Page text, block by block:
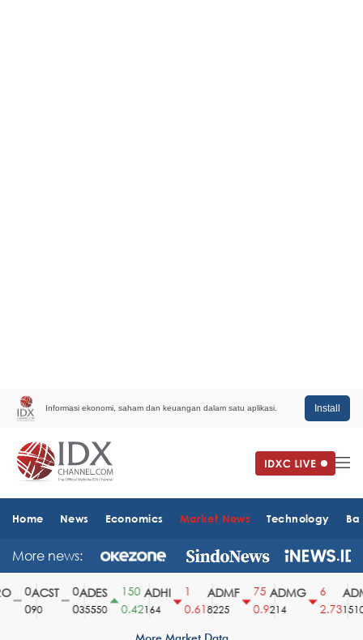
Informasi ekonomi, saham dan keuangan dalam satu aplikasi. Install
Home News Economics Market News Technology
More news:
ACST
90
ADES
35550
150
0.42
ADHI
164
0.61
ADMF
8225
75
0.9
ADMG
214
2.731510